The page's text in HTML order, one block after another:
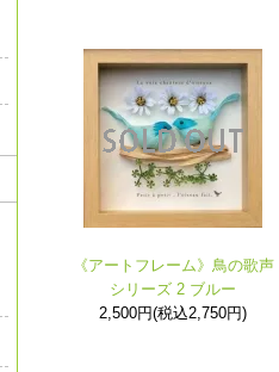
《アートフレーム》鳥の歌声
シリーズ 2 ブルー
2,500円(税込2,750円)